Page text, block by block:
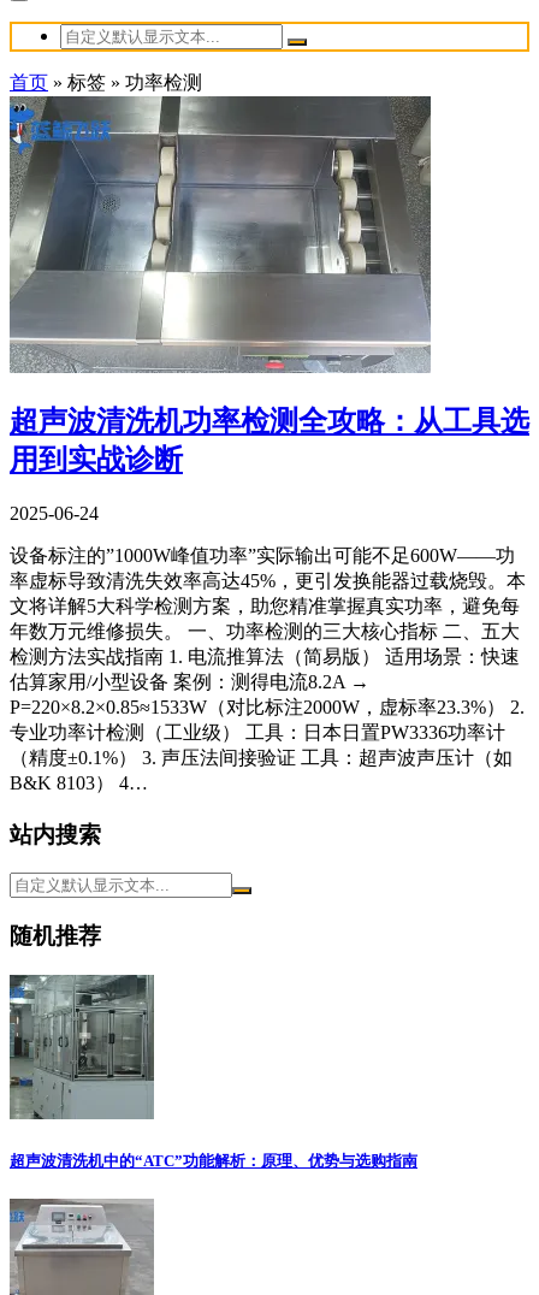
首页 » 标签 » 功率检测
超声波清洗机功率检测全攻略：从工具选
用到实战诊断
2025-06-24
设备标注的”1000W峰值功率”实际输出可能不足600W——功
率虚标导致清洗失效率高达45%，更引发换能器过载烧毁。本
文将详解5大科学检测方案，助您精准掌握真实功率，避免每
年数万元维修损失。 一、功率检测的三大核心指标 二、五大
检测方法实战指南 1. 电流推算法（简易版） 适用场景：快速
估算家用/小型设备 案例：测得电流8.2A →
P=220×8.2×0.85≈1533W（对比标注2000W，虚标率23.3%） 2.
专业功率计检测（工业级） 工具：日本日置PW3336功率计
（精度±0.1%） 3. 声压法间接验证 工具：超声波声压计（如
B&K 8103） 4…
站内搜索
随机推荐
超声波清洗机中的“ATC”功能解析：原理、优势与选购指南